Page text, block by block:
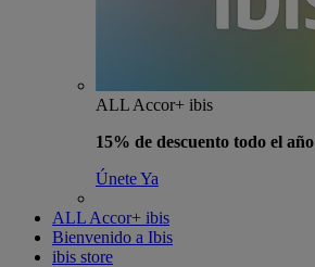
ALL Accor+ ibis
15% de descuento todo el año
Únete Ya
ALL Accor+ ibis
Bienvenido a Ibis
ibis store